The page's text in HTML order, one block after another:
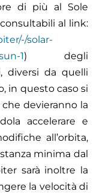
di più al Sole
al link:
solar-
1) degli
diversi da quelli
in questo caso si
devieranno la
accelerare e
all’orbita,
minima dal
sarà inoltre la
la velocità di